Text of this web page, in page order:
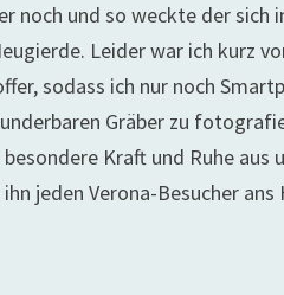
noch und so weckte der sich
Leider war ich kurz
sodass ich nur noch
Gräber zu
Kraft und Ruhe aus
jeden Verona-Besucher ans